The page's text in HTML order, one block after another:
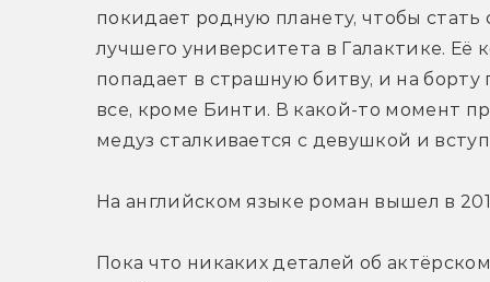
покидает родную планету, чтобы стать
лучшего университета в Галактике. Её
попадает в страшную битву, и на борту
все, кроме Бинти. В какой-то момент
медуз сталкивается с девушкой и
На английском языке роман вышел в
Пока что никаких деталей об